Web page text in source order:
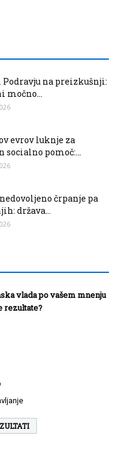
na preizkušnji:
močno...
evrov luknje za
pomoč:...
črpanje pa
država...
vlada po vašem mnenju
rezultate?